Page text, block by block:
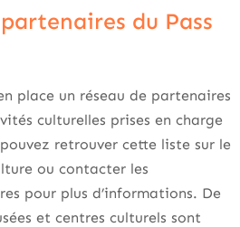
du Pass
place un réseau de partenaires
culturelles prises en charge
retrouver cette liste sur le
ou contacter les
pour plus d’informations. De
et centres culturels sont